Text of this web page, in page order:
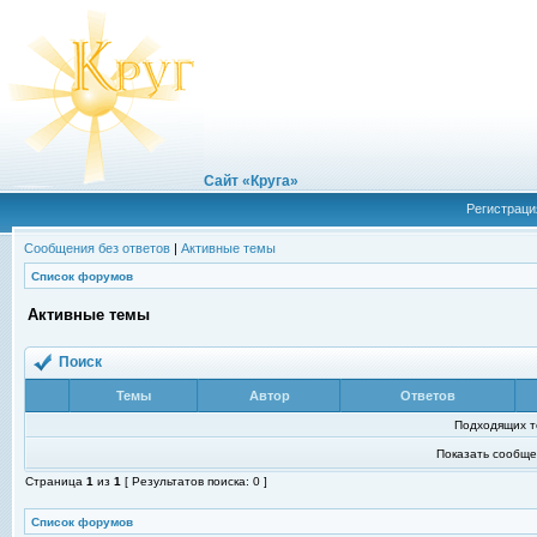
Сайт «Круга»
Сообщения без ответов | Активные темы
Список форумов
Активные темы
Поиск
Темы Автор Ответов
Подходящих
Показать
Страница 1 из 1 [ Результатов поиска: 0 ]
Список форумов